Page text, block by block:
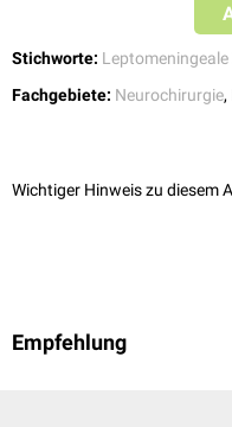
Stichworte: Leptomeningeale
Fachgebiete: Neurochirurgie,
Wichtiger Hinweis zu diesem
Empfehlung